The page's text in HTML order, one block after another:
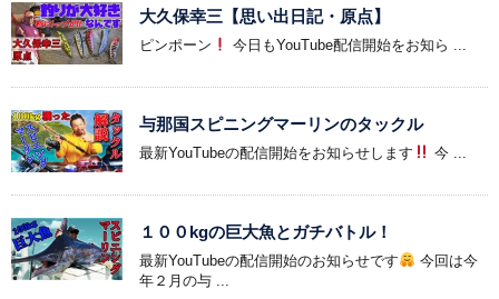
大久保幸三【思い出日記・原点】
ピンポーン 今日もYouTube配信開始をお知ら ...
与那国スピニングマーリンのタックル
最新YouTubeの配信開始をお知らせします 今 ...
１００kgの巨大魚とガチバトル！
最新YouTubeの配信開始のお知らせです
今回は今
年２月の与 ...